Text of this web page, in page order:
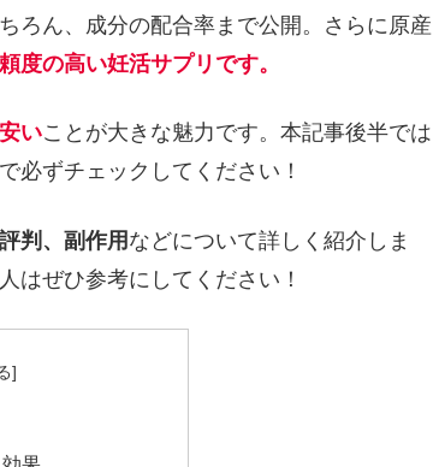
ろん、成分の配合率まで公開。さらに原産
度の高い妊活サプリです。
いことが大きな魅力です。本記事後半では
必ずチェックしてください！
判、副作用 などについて詳しく紹介しま
はぜひ参考にしてください！